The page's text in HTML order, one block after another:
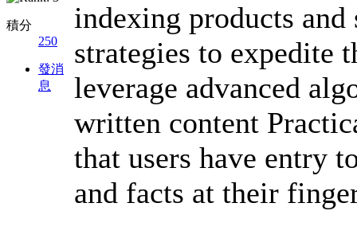
積分
250
發消
息
indexing products
strategies to expedite
leverage advanced
written content
that users have entry
and facts at their